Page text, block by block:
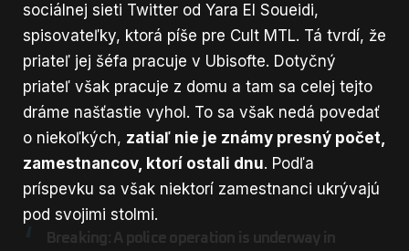
sociálnej sieti Twitter od Yara El Soueidi,
spisovateľky, ktorá píše pre Cult MTL. Tá tvrdí, že
priateľ jej šéfa pracuje v Ubisofte. Dotyčný
priateľ však pracuje z domu a tam sa celej tejto
dráme našťastie vyhol. To sa však nedá povedať
o niekoľkých, zatiaľ nie je známy presný počet,
zamestnancov, ktorí ostali dnu. Podľa
príspevku sa však niektorí zamestnanci ukrývajú
pod svojimi stolmi.